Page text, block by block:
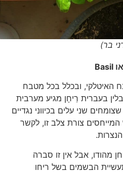
בר)
Basil
ובכלל בכל מטבח
בעברית רֵיחָן מגיע מערבית
שני עלים בכיווני נגדיים
צורת צלב זו, לקשר
אבל אין זו סברה
הבשמים בשל ריחו